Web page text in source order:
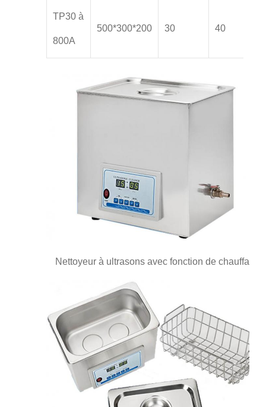
TP30 à
800A
500*300*200 30 40
Nettoyeur à ultrasons avec fonction de chauffage